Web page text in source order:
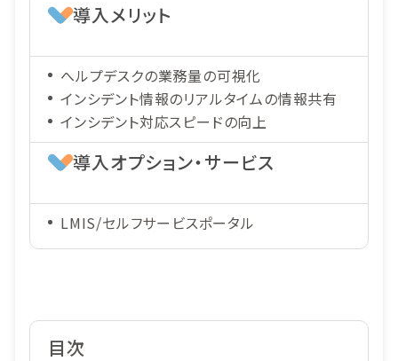
導入メリット
へルプデスクの業務量の可視化
インシデント情報のリアルタイムの情報共有
インシデント対応スピードの向上
導入オプション・サービス
LMIS/セルフサービスポータル
目次